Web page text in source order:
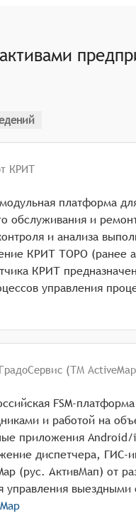
КРИТ
платформа
обслуживания и
и анализа
КРИТ ТОРО (ранее
КРИТ
(ТМ
FSM-
и работой на
приложения
диспетчера, ГИС-
(рус. АктивМап) от